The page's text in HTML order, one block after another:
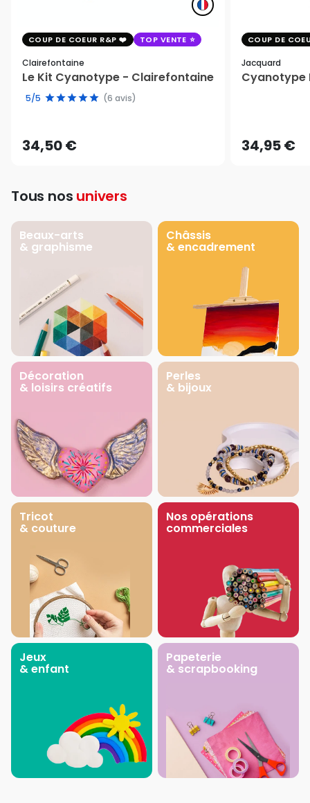
COUP DE COEUR R&P TOP VENTE
Clairefontaine
Le Kit Cyanotype - Clairefontaine
5/5 (6 avis)
34,50 €
COUP DE
Jacquard
Cyanotype
34,95 €
Tous nos univers
Beaux-arts
& graphisme
Châssis
& encadrement
Décoration
& loisirs créatifs
Perles
& bijoux
Tricot
& couture
Nos opérations
commerciales
Jeux
& enfant
Papeterie
& scrapbooking